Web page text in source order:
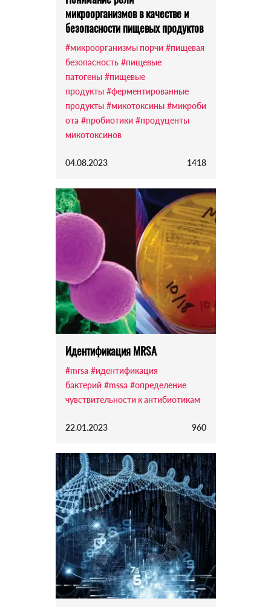
микроорганизмов в качестве и
безопасности пищевых продуктов
#микроорганизмы порчи #пищевая
безопасность #пищевые
патогены #пищевые
продукты #ферментированные
продукты #микотоксины #микроби
ота #пробиотики #продуценты
микотоксинов
04.08.2023 1418
Идентификация MRSA
#mrsa #идентификация
бактерий #mssa #определение
чувствительности к антибиотикам
22.01.2023 960